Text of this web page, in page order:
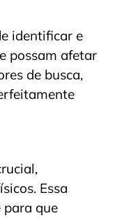
identificar e
possam afetar
de busca,
Essa
que